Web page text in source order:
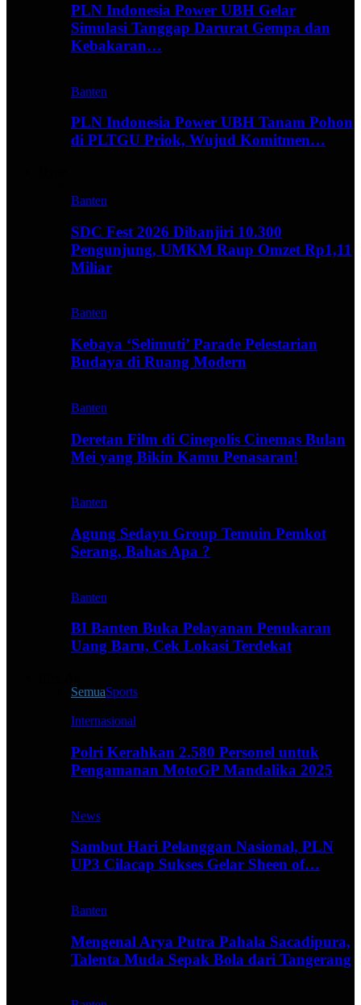
PLN Indonesia Power UBH Gelar
Simulasi Tanggap Darurat Gempa dan
Kebakaran…
Banten
PLN Indonesia Power UBH Tanam Pohon
di PLTGU Priok, Wujud Komitmen…
Banten
SDC Fest 2026 Dibanjiri 10.300
Pengunjung, UMKM Raup Omzet Rp1,11
Miliar
Banten
Kebaya ‘Selimuti’ Parade Pelestarian
Budaya di Ruang Modern
Banten
Deretan Film di Cinepolis Cinemas Bulan
Mei yang Bikin Kamu Penasaran!
Banten
Agung Sedayu Group Temuin Pemkot
Serang, Bahas Apa ?
Banten
BI Banten Buka Pelayanan Penukaran
Uang Baru, Cek Lokasi Terdekat
SemuaSports
Internasional
Polri Kerahkan 2.580 Personel untuk
Pengamanan MotoGP Mandalika 2025
News
Sambut Hari Pelanggan Nasional, PLN
UP3 Cilacap Sukses Gelar Sheen of…
Banten
Mengenal Arya Putra Pahala Sacadipura,
Talenta Muda Sepak Bola dari Tangerang